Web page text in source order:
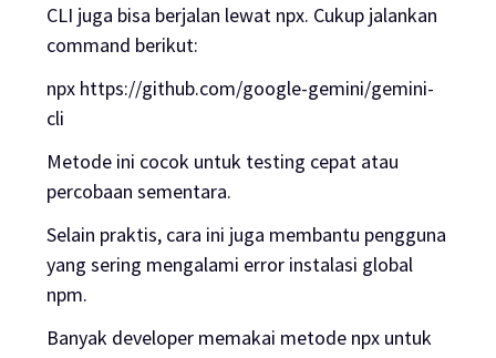
CLI juga bisa berjalan lewat npx. Cukup jalankan
command berikut:
npx https://github.com/google-gemini/gemini-
cli
Metode ini cocok untuk testing cepat atau
percobaan sementara.
Selain praktis, cara ini juga membantu pengguna
yang sering mengalami error instalasi global
npm.
Banyak developer memakai metode npx untuk